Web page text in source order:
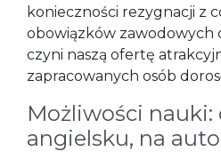
konieczności rezygnacji z
obowiązków zawodowych
czyni naszą ofertę
zapracowanych osób
Możliwości nauki:
angielsku, na